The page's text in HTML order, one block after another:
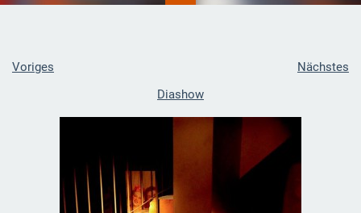
Voriges
Nächstes
Diashow